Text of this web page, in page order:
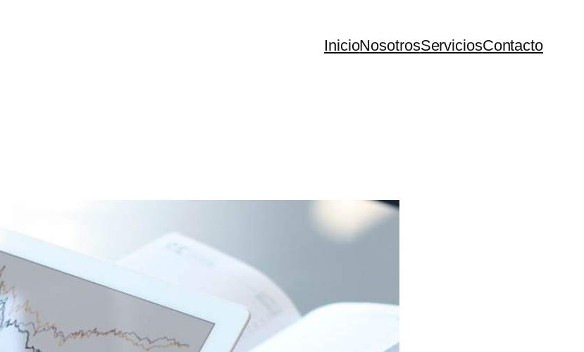
InicioNosotrosServiciosContacto